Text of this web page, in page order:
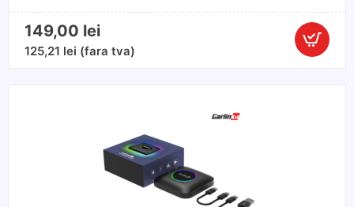
149,00 lei
125,21 lei (fara tva)
Cantitate